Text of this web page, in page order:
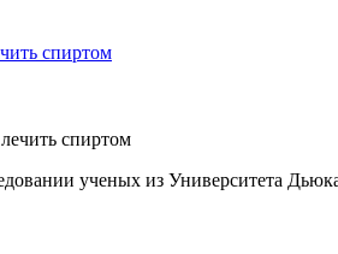
спиртом
ученых из Университета